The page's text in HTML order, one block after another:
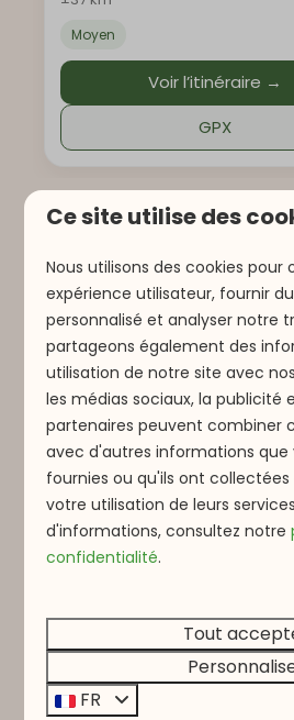
Moyen
Voir l’itinéraire →
GPX
Tours supplémentaires
Tour A
Moyen
Ce site utilise des
Nous utilisons des cookies pour
expérience utilisateur, fournir
personnalisé et analyser notre
partageons également des
utilisation de notre site avec
les médias sociaux, la publicité
partenaires peuvent combiner
avec d'autres informations que
fournies ou qu'ils ont
votre utilisation de leurs
d'informations, consultez notre
confidentialité.
Tout
FR